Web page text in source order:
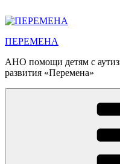
к
ПЕРЕМЕНА
АНО помощи детям с
развития «Перемена»